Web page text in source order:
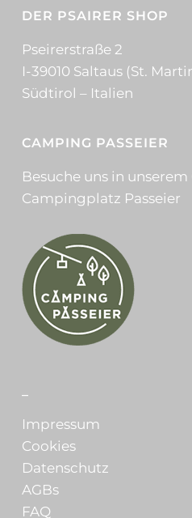
DER PSAIRER SHOP
Pseirerstraße 2
I-39010 Saltaus (St.
Südtirol – Italien
CAMPING PASSEIER
Besuche uns in
Campingplatz Passeier
Impressum
Cookies
Datenschutz
AGBs
FAQ